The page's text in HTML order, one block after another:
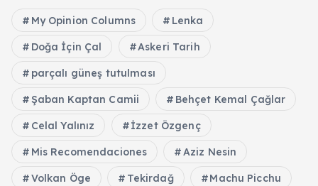
My Opinion Columns Lenka
Doğa İçin Çal Askeri Tarih
parçalı güneş tutulması
Şaban Kaptan Camii Behçet Kemal Çağlar
Celal Yalınız İzzet Özgenç
Mis Recomendaciones Aziz Nesin
Volkan Öge Tekirdağ Machu Picchu